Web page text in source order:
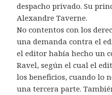
despacho privado. Su
Alexandre Taverne.
No contentos con los
una demanda contra el
el editor había hecho un
Ravel, según el cual el
los beneficios, cuando lo
una tercera parte.